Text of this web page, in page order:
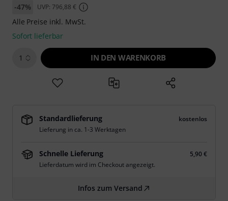
-47% UVP: 796,88 €
Alle Preise inkl. MwSt.
Sofort lieferbar
1 IN DEN WARENKORB
Standardlieferung
kostenlos
Lieferung in ca. 1-3 Werktagen
Schnelle Lieferung
5,90 €
Lieferdatum wird im Checkout angezeigt.
Infos zum Versand